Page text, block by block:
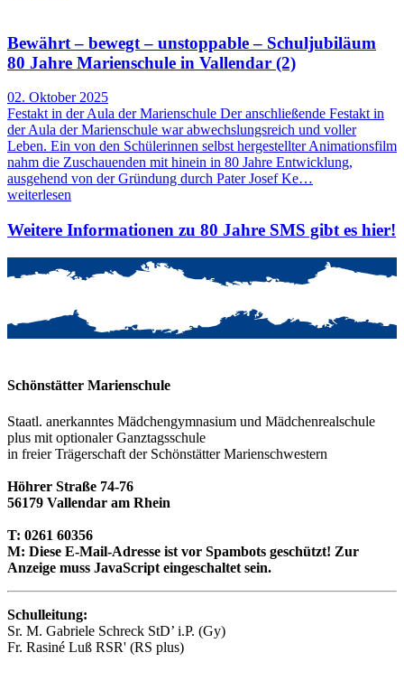
Bewährt – bewegt – unstoppable – Schuljubiläum
80 Jahre Marienschule in Vallendar (2)
02. Oktober 2025
Festakt in der Aula der Marienschule Der anschließende Festakt in
der Aula der Marienschule war abwechslungsreich und voller
Leben. Ein von den Schülerinnen selbst hergestellter Animationsfilm
nahm die Zuschauenden mit hinein in 80 Jahre Entwicklung,
ausgehend von der Gründung durch Pater Josef Ke…
weiterlesen
Weitere Informationen zu 80 Jahre SMS gibt es hier!
Schönstätter Marienschule
Staatl. anerkanntes Mädchengymnasium und Mädchenrealschule
plus mit optionaler Ganztagsschule
in freier Trägerschaft der Schönstätter Marienschwestern
Höhrer Straße 74-76
56179 Vallendar am Rhein
T: 0261 60356
M: Diese E-Mail-Adresse ist vor Spambots geschützt! Zur
Anzeige muss JavaScript eingeschaltet sein.
Schulleitung:
Sr. M. Gabriele Schreck StD’ i.P. (Gy)
Fr. Rasiné Luß RSR' (RS plus)